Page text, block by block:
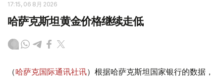
17:15, 06 8月 2026
哈萨克斯坦黄金价格继续走低
（哈萨克国际通讯社讯）根据哈萨克斯坦国家银行的数据，